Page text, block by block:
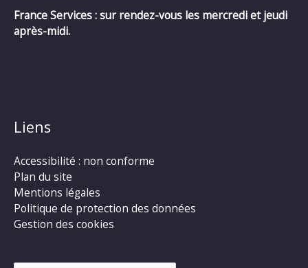
France Services : sur rendez-vous les mercredi et jeudi
après-midi.
Liens
Accessibilité : non conforme
Plan du site
Mentions légales
Politique de protection des données
Gestion des cookies